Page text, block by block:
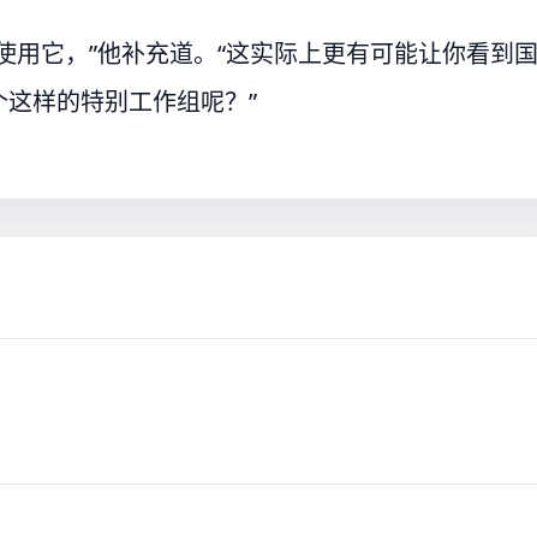
它，”他补充道。“这实际上更有可能让你看到国
样的特别工作组呢？”